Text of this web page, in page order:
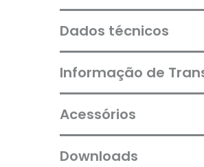
Dados técnicos
Informação de
Acessórios
Downloads